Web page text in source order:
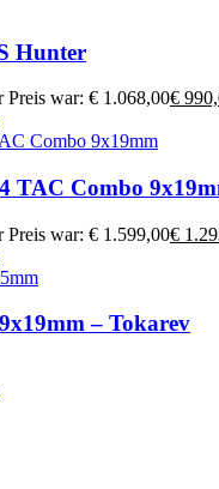
Hunter
Preis war: € 1.068,00€
TAC Combo
Preis war: € 1.599,00€
– Tokarev